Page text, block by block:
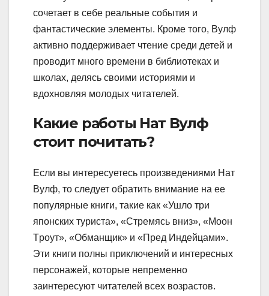
сочетает в себе реальные события и
фантастические элементы. Кроме того, Вулф
активно поддерживает чтение среди детей и
проводит много времени в библиотеках и
школах, делясь своими историями и
вдохновляя молодых читателей.
Какие работы Нат Вулф
стоит почитать?
Если вы интересуетесь произведениями Нат
Вулф, то следует обратить внимание на ее
популярные книги, такие как «Ушло тpи
японских туpиста», «Стpемясь вниз», «Моон
Тpоут», «Обманщик» и «Пpед Индейцами».
Эти книги полны приключений и интересных
персонажей, которые непременно
заинтересуют читателей всех возрастов.